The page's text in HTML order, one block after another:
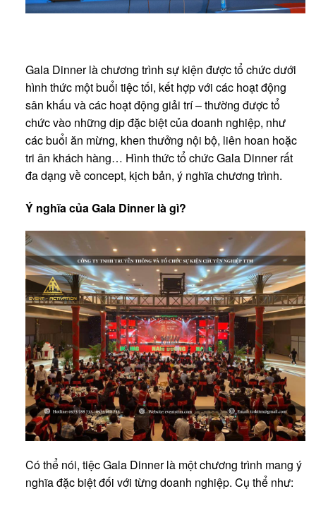
Gala Dinner là chương trình sự kiện được tổ chức dưới
hình thức một buổi tiệc tối, kết hợp với các hoạt động
sân khấu và các hoạt động giải trí – thường được tổ
chức vào những dịp đặc biệt của doanh nghiệp, như
các buổi ăn mừng, khen thưởng nội bộ, liên hoan hoặc
tri ân khách hàng… Hình thức tổ chức Gala Dinner rất
đa dạng về concept, kịch bản, ý nghĩa chương trình.
Ý nghĩa của Gala Dinner là gì?
Có thể nói, tiệc Gala Dinner là một chương trình mang ý
nghĩa đặc biệt đối với từng doanh nghiệp. Cụ thể như: